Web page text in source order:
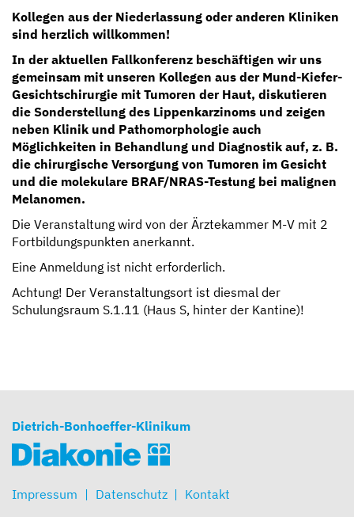
Kollegen aus der Niederlassung oder anderen Kliniken
sind herzlich willkommen!
In der aktuellen Fallkonferenz beschäftigen wir uns
gemeinsam mit unseren Kollegen aus der Mund-Kiefer-
Gesichtschirurgie mit Tumoren der Haut, diskutieren
die Sonderstellung des Lippenkarzinoms und zeigen
neben Klinik und Pathomorphologie auch
Möglichkeiten in Behandlung und Diagnostik auf, z. B.
die chirurgische Versorgung von Tumoren im Gesicht
und die molekulare BRAF/NRAS-Testung bei malignen
Melanomen.
Die Veranstaltung wird von der Ärztekammer M-V mit 2
Fortbildungspunkten anerkannt.
Eine Anmeldung ist nicht erforderlich.
Achtung! Der Veranstaltungsort ist diesmal der
Schulungsraum S.1.11 (Haus S, hinter der Kantine)!
Dietrich-Bonhoeffer-Klinikum
Impressum Datenschutz Kontakt